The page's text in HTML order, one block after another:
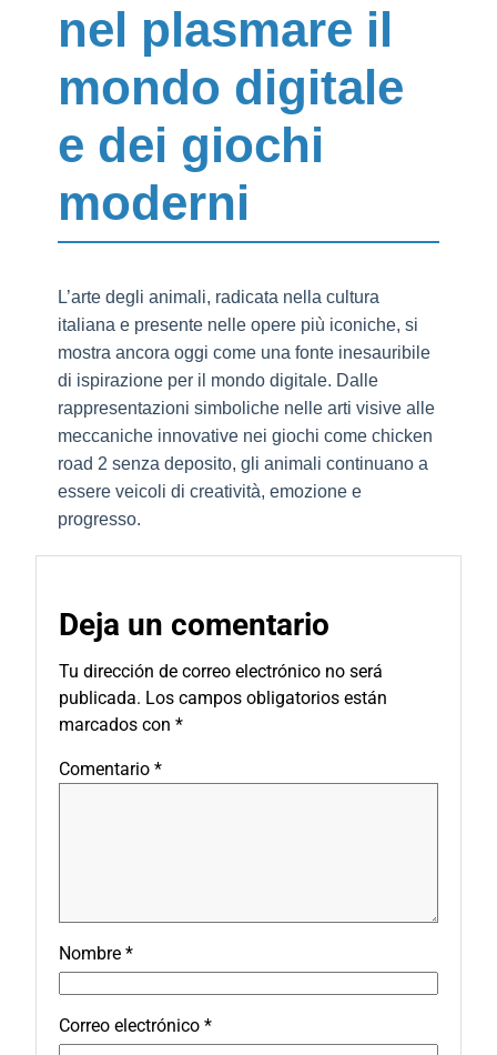
nel plasmare il
mondo digitale
e dei giochi
moderni
L’arte degli animali, radicata nella cultura
italiana e presente nelle opere più iconiche, si
mostra ancora oggi come una fonte inesauribile
di ispirazione per il mondo digitale. Dalle
rappresentazioni simboliche nelle arti visive alle
meccaniche innovative nei giochi come chicken
road 2 senza deposito, gli animali continuano a
essere veicoli di creatività, emozione e
progresso.
Deja un comentario
Tu dirección de correo electrónico no será
publicada. Los campos obligatorios están
marcados con *
Comentario *
Nombre *
Correo electrónico *